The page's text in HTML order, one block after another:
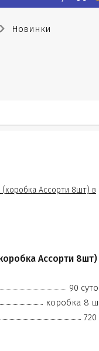
Новинки
Ассорти 8шт)
90
коробка 8
720